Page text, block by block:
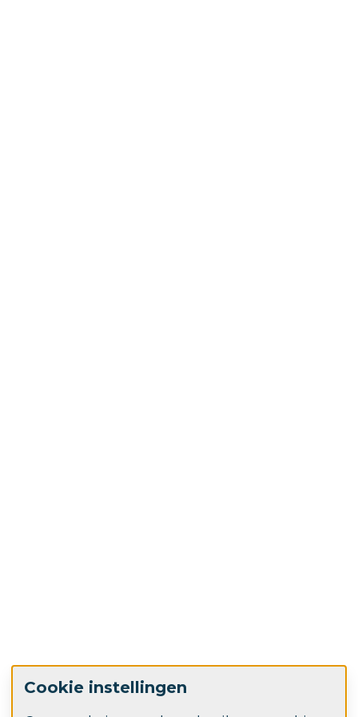
Cookie instellingen